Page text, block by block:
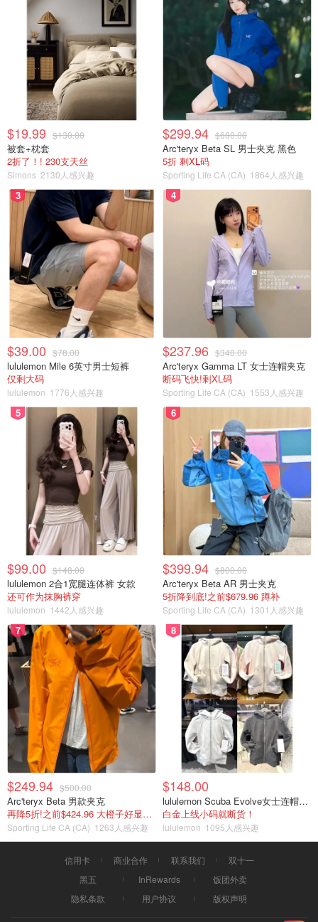
$19.99 $130.00
被套+枕套
2折了！! 230支天丝
Simons 2130人感兴趣
$299.94 $600.00
Arc'teryx Beta SL 男士夹克 黑色
5折 剩XL码
Sporting Life CA (CA) 1864人感兴趣
3
$39.00 $78.00
lululemon Mile 6英寸男士短裤
仅剩大码
lululemon 1776人感兴趣
4
$237.96 $340.00
Arc'teryx Gamma LT 女士连帽夹克
断码飞快!剩XL码
Sporting Life CA (CA) 1553人感兴趣
5
$99.00 $148.00
lululemon 2合1宽腿连体裤 女款
还可作为抹胸裤穿
lululemon 1442人感兴趣
6
$399.94 $800.00
Arc'teryx Beta AR 男士夹克
5折降到底!之前$679.96 蹲补
Sporting Life CA (CA) 1301人感兴趣
7
$249.94 $500.00
Arc'teryx Beta 男款夹克
再降5折!之前$424.96 大橙子好显白 蹲补
Sporting Life CA (CA) 1263人感兴趣
8
$148.00
lululemon Scuba Evolve女士连帽卫衣 全拉链
白金上线小码就断货！
lululemon 1095人感兴趣
信用卡 商业合作 联系我们
双十一
黑五
InRewards
饭团外卖
隐私条款
用户协议 版权声明